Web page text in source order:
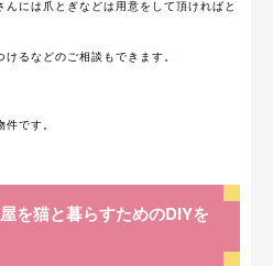
には爪とぎなどは用意をして頂ければと
るなどのご相談もできます。
です。
を猫と暮らすためのDIYを